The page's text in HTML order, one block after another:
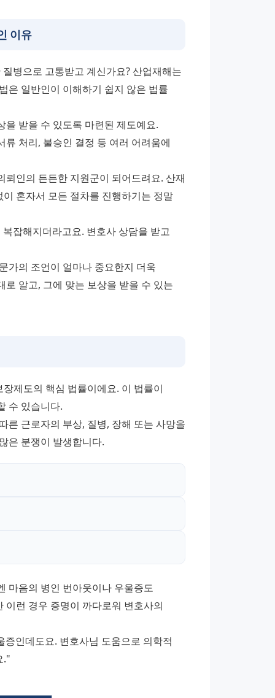
이유
병으로 고통받고 계신가요? 산업재해는
은 일반인이 이해하기 쉽지 않은 법률
받을 수 있도록 마련된 제도예요.
처리, 불승인 결정 등 여러 어려움에
뢰인의 든든한 지원군이 되어드려요. 산재
혼자서 모든 절차를 진행하기는 정말
잡해지더라고요. 변호사 상담을 받고
가의 조언이 얼마나 중요한지 더욱
알고, 그에 맞는 보상을 받을 수 있는
제도의 핵심 법률이에요. 이 법률이
수 있습니다.
른 근로자의 부상, 질병, 장해 또는 사망을
은 분쟁이 발생합니다.
마음의 병인 번아웃이나 우울증도
런 경우 증명이 까다로워 변호사의
인데도요. 변호사님 도움으로 의학적
."